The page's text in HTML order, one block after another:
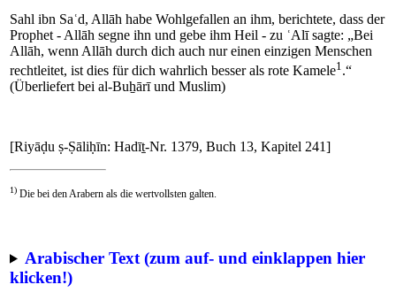
Sahl ibn Saʿd, Allāh habe Wohlgefallen an ihm, berichtete, dass der
Prophet - Allāh segne ihn und gebe ihm Heil - zu ʿAlī sagte: „Bei
Allāh, wenn Allāh durch dich auch nur einen einzigen Menschen
rechtleitet, ist dies für dich wahrlich besser als rote Kamele1 .“
(Überliefert bei al-Buẖārī und Muslim)
[Riyāḍu ṣ-Ṣāliḥīn: Hadīṯ-Nr. 1379, Buch 13, Kapitel 241]
1) Die bei den Arabern als die wertvollsten galten.
Arabischer Text (zum auf- und einklappen hier
klicken!)